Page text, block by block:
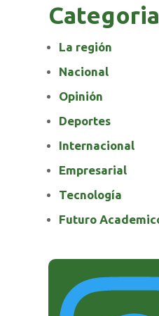
La región
Nacional
Opinión
Deportes
Internacional
Empresarial
Tecnología
Futuro